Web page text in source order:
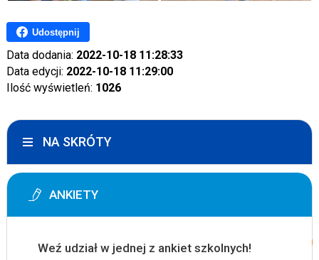
Udostępnij
Data dodania: 2022-10-18 11:28:33
Data edycji: 2022-10-18 11:29:00
Ilość wyświetleń: 1026
NA SKRÓTY
ANKIETY
Weź udział w jednej z ankiet szkolnych!